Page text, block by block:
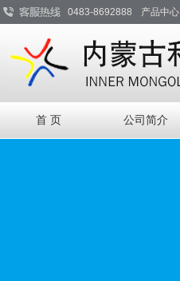
0483-8692888 产品中心
首 页 公司简介